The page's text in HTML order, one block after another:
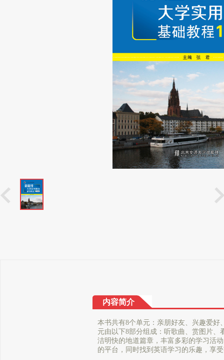
内容简介
本书共有8个单元：亲朋好友、兴趣爱
元由以下8部分组成：听歌曲、赏图片
洁明快的地道篇章，丰富多彩的学习活
的平台，同时找到英语学习的乐趣，享